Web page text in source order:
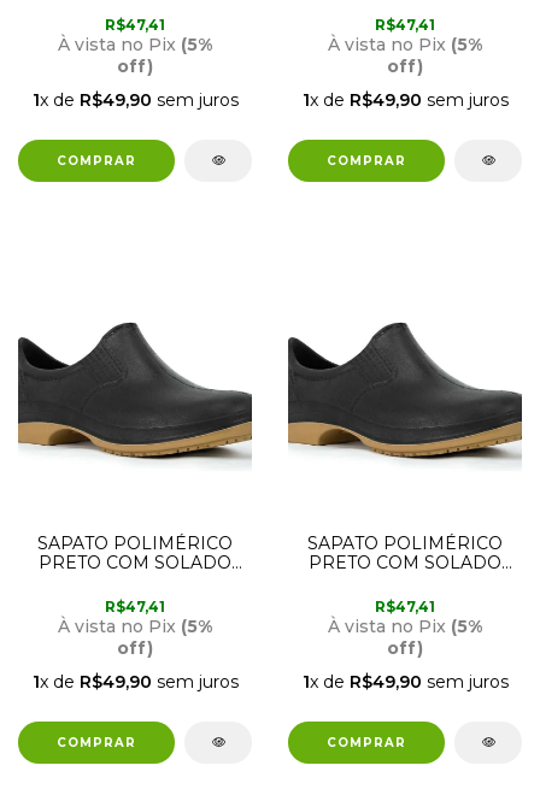
CRIVAL
R$47,41
À vista no Pix (5%
off)
1x de R$49,90 sem juros
R$47,41
À vista no Pix (5%
off)
1x de R$49,90 sem juros
SAPATO POLIMÉRICO
PRETO COM SOLADO
CRIVAL
R$47,41
À vista no Pix (5%
off)
1x de R$49,90 sem juros
SAPATO POLIMÉRICO
PRETO COM SOLADO
R$47,41
À vista no Pix (5%
off)
1x de R$49,90 sem juros